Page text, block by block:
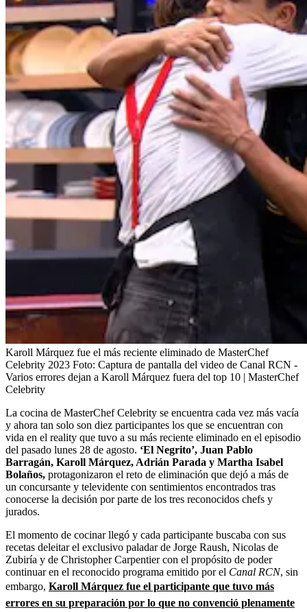
Karoll Márquez fue el más reciente eliminado de MasterChef
Celebrity 2023 Foto: Captura de pantalla del video de Canal RCN -
Varios errores dejan a Karoll Márquez fuera del top 10 | MasterChef
Celebrity
La cocina de MasterChef Celebrity se encuentra cada vez más vacía
y ahora tan solo son diez participantes los que se encuentran con
vida en el reality que tuvo a su más reciente eliminado en el episodio
del pasado lunes 28 de agosto. ‘El Negrito’, Juan Pablo
Barragán, Karoll Márquez, Adrián Parada y Martha Isabel
Bolaños, protagonizaron el reto de eliminación que dejó a más de
un concursante y televidente con sentimientos encontrados tras
conocerse la decisión por parte de los tres reconocidos chefs y
jurados.
El momento de cocinar llegó y cada participante buscaba con sus
recetas deleitar el exclusivo paladar de Jorge Raush, Nicolas de
Zubiría y de Christopher Carpentier con el propósito de poder
continuar en el reconocido programa emitido por el Canal RCN, sin
embargo, Karoll Márquez fue el participante que tuvo más
errores en su preparación por lo que no convenció plenamente